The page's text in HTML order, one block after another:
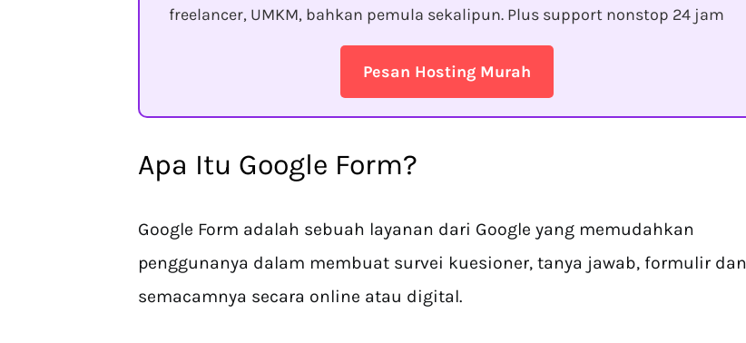
freelancer, UMKM, bahkan pemula sekalipun. Plus support nonstop 24 jam
Pesan Hosting Murah
Apa Itu Google Form?
Google Form adalah sebuah layanan dari Google yang memudahkan
penggunanya dalam membuat survei kuesioner, tanya jawab, formulir dan
semacamnya secara online atau digital.